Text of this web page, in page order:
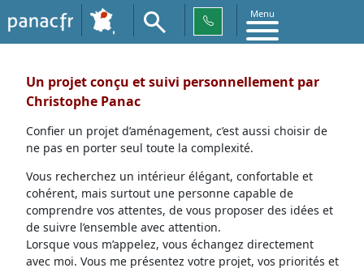
Menu
Un projet conçu et suivi personnellement par
Christophe Panac
Confier un projet d’aménagement, c’est aussi choisir de
ne pas en porter seul toute la complexité.
Vous recherchez un intérieur élégant, confortable et
cohérent, mais surtout une personne capable de
comprendre vos attentes, de vous proposer des idées et
de suivre l’ensemble avec attention.
Lorsque vous m’appelez, vous échangez directement
avec moi. Vous me présentez votre projet, vos priorités et